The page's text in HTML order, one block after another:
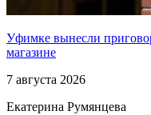
Уфимке вынесли
магазине
7 августа 2026
Екатерина Румянцева